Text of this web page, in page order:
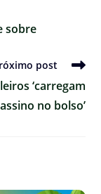
sobre
post
‘carregam
no bolso’